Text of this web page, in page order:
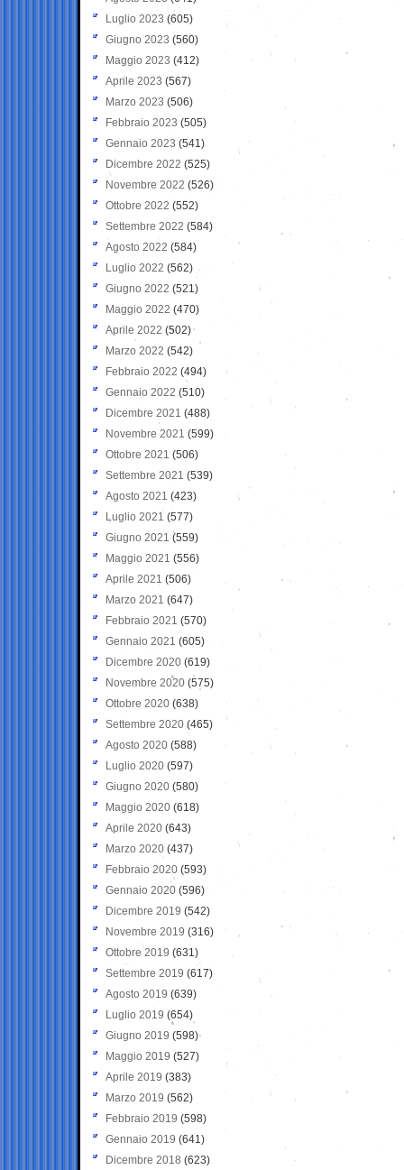
Luglio 2023 (605)
Giugno 2023 (560)
Maggio 2023 (412)
Aprile 2023 (567)
Marzo 2023 (506)
Febbraio 2023 (505)
Gennaio 2023 (541)
Dicembre 2022 (525)
Novembre 2022 (526)
Ottobre 2022 (552)
Settembre 2022 (584)
Agosto 2022 (584)
Luglio 2022 (562)
Giugno 2022 (521)
Maggio 2022 (470)
Aprile 2022 (502)
Marzo 2022 (542)
Febbraio 2022 (494)
Gennaio 2022 (510)
Dicembre 2021 (488)
Novembre 2021 (599)
Ottobre 2021 (506)
Settembre 2021 (539)
Agosto 2021 (423)
Luglio 2021 (577)
Giugno 2021(559)
Maggio 2021 (556)
Aprile 2021 (506)
Marzo 2021 (647)
Febbraio 2021 (570)
Gennaio 2021 (605)
Dicembre 2020 (619)
Novembre 2020 (575)
Ottobre 2020 (638)
Settembre 2020(465)
Agosto 2020 (588)
Luglio 2020 (597)
Giugno 2020 (580)
Maggio 2020 (618)
Aprile 2020 (643)
Marzo 2020 (437)
Febbraio 2020 (593)
Gennaio 2020 (596)
Dicembre 2019 (542)
Novembre 2019 (316)
Ottobre 2019 (631)
Settembre 2019 (617)
Agosto 2019 (639)
Luglio 2019 (654)
Giugno 2019 (598)
Maggio 2019 (527)
Aprile 2019 (383)
Marzo 2019 (562)
Febbraio 2019 (598)
Gennaio 2019 (641)
Dicembre 2018 (623)